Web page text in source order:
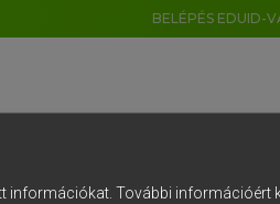
BELÉPÉS EDUID-
információkat. További információért